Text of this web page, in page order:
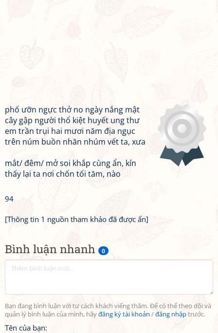
Bình luận nhanh 0
Bạn đang bình luận với tư cách khách viếng thăm. Để có thể theo dõi và
quản lý bình luận của mình, hãyđăng ký tài khoản /đăng nhậptrước.
Tên của bạn:
phố ưỡn ngực thở no ngày nắng mật
cây gập người thổ kiệt huyết ung thư
em trần trụi hai mươi năm địa ngục
trên núm buồn nhăn nhúm vết ta, xưa
mắt/ đêm/ mở soi khắp cùng ẩn, kín
thấy lại ta nơi chốn tối tăm, nào
94
[Thông tin 1 nguồn tham khảo đã được ẩn]